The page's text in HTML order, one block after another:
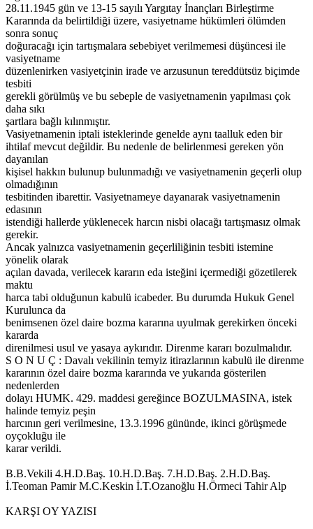
28.11.1945 gün ve 13-15 sayılı Yargıtay İnançları Birleştirme
Kararında da belirtildiği üzere, vasiyetname hükümleri ölümden
sonra sonuç
doğuracağı için tartışmalara sebebiyet verilmemesi düşüncesi ile
vasiyetname
düzenlenirken vasiyetçinin irade ve arzusunun tereddütsüz biçimde
tesbiti
gerekli görülmüş ve bu sebeple de vasiyetnamenin yapılması çok
daha sıkı
şartlara bağlı kılınmıştır.
Vasiyetnamenin iptali isteklerinde genelde aynı taalluk eden bir
ihtilaf mevcut değildir. Bu nedenle de belirlenmesi gereken yön
dayanılan
kişisel hakkın bulunup bulunmadığı ve vasiyetnamenin geçerli olup
olmadığının
tesbitinden ibarettir. Vasiyetnameye dayanarak vasiyetnamenin
edasının
istendiği hallerde yüklenecek harcın nisbi olacağı tartışmasız olmak
gerekir.
Ancak yalnızca vasiyetnamenin geçerliliğinin tesbiti istemine
yönelik olarak
açılan davada, verilecek kararın eda isteğini içermediği gözetilerek
maktu
harca tabi olduğunun kabulü icabeder. Bu durumda Hukuk Genel
Kurulunca da
benimsenen özel daire bozma kararına uyulmak gerekirken önceki
kararda
direnilmesi usul ve yasaya aykırıdır. Direnme kararı bozulmalıdır.
S O N U Ç : Davalı vekilinin temyiz itirazlarının kabulü ile direnme
kararının özel daire bozma kararında ve yukarıda gösterilen
nedenlerden
dolayı HUMK. 429. maddesi gereğince BOZULMASINA, istek
halinde temyiz peşin
harcının geri verilmesine, 13.3.1996 gününde, ikinci görüşmede
oyçokluğu ile
karar verildi.
B.B.Vekili 4.H.D.Baş. 10.H.D.Baş. 7.H.D.Baş. 2.H.D.Baş.
İ.Teoman Pamir M.C.Keskin İ.T.Ozanoğlu H.Örmeci Tahir Alp
KARŞI OY YAZISI